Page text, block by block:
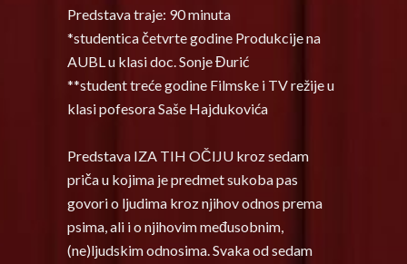
Predstava traje: 90 minuta
*studentica četvrte godine Produkcije na
AUBL u klasi doc. Sonje Đurić
**student treće godine Filmske i TV režije u
klasi pofesora Saše Hajdukovića
Predstava IZA TIH OČIJU kroz sedam
priča u kojima je predmet sukoba pas
govori o ljudima kroz njihov odnos prema
psima, ali i o njihovim međusobnim,
(ne)ljudskim odnosima. Svaka od sedam